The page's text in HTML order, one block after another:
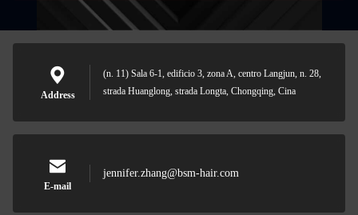
Address
(n. 11) Sala 6-1, edificio 3, zona A, centro Langjun, n. 28,
strada Huanglong, strada Longta, Chongqing, Cina
E-mail
jennifer.zhang@bsm-hair.com